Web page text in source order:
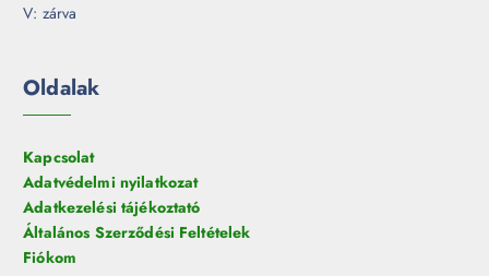
V: zárva
Oldalak
Kapcsolat
Adatvédelmi nyilatkozat
Adatkezelési tájékoztató
Általános Szerződési Feltételek
Fiókom